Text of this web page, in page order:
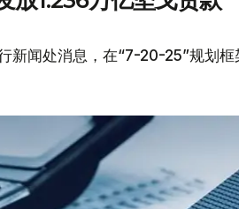
新闻处消息，在“7-20-25”规划